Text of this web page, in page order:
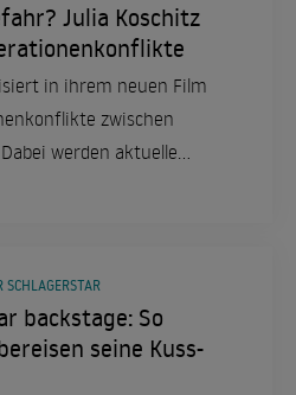
Julia Koschitz
in ihrem neuen Film
zwischen
werden aktuelle
Themen
SCHLAGERSTAR
backstage: So
seine Kuss-